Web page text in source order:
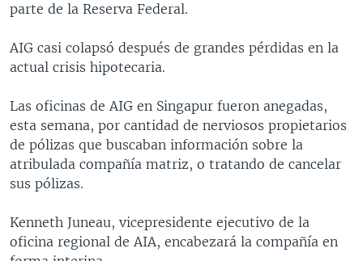
DEPORTES
CIENCIA Y SALUD
AUDIOS
FORO INTERAMERICANO
LAS CLAVES
PANORAMA
RADIO
AVANCE INFORMATIVO
AUDIONOTICIAS
BUENOS DÍAS AMÉRICA
ESTADOS UNIDOS AL DÍA
EL MUNDO AL DÍA [RADIO]
FORO [RADIO]
DEPORTIVO INTERNACIONAL
NOTA ECONÓMICA
DIRECT
DOCUMENTALES DE LA VOA
Learning English
SÍGANOS
Idiomas
parte de la Reserva Federal.
AIG casi colapsó después de grandes pérdidas en la
actual crisis hipotecaria.
Las oficinas de AIG en Singapur fueron anegadas,
esta semana, por cantidad de nerviosos propietarios
de pólizas que buscaban información sobre la
atribulada compañía matriz, o tratando de cancelar
sus pólizas.
Kenneth Juneau, vicepresidente ejecutivo de la
oficina regional de AIA, encabezará la compañía en